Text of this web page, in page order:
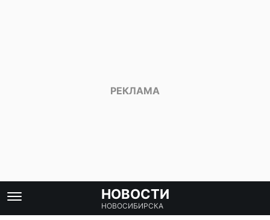
НОВОСТИ
НОВОСИБИРСКА